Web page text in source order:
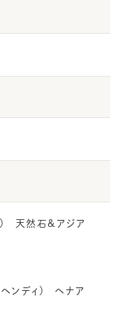
天然石&アジア
ンディ) ヘナア